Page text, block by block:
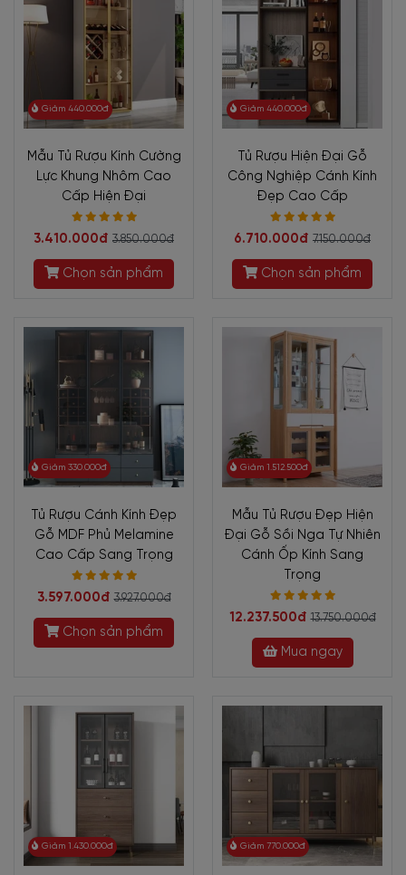
Giảm 440.000đ
Mẫu Tủ Rượu Kính Cường
Lực Khung Nhôm Cao
Cấp Hiện Đại
3.410.000đ 3.850.000đ
Chọn sản phẩm
Giảm 440.000đ
Tủ Rượu Hiện Đại Gỗ
Công Nghiệp Cánh Kính
Đẹp Cao Cấp
6.710.000đ 7.150.000đ
Chọn sản phẩm
Giảm 330.000đ
Tủ Rượu Cánh Kính Đẹp
Gỗ MDF Phủ Melamine
Cao Cấp Sang Trọng
3.597.000đ 3.927.000đ
Chọn sản phẩm
Giảm 1.512.500đ
Mẫu Tủ Rượu Đẹp Hiện
Đại Gỗ Sồi Nga Tự Nhiên
Cánh Ốp Kính Sang
Trọng
12.237.500đ 13.750.000đ
Mua ngay
Giảm 1.430.000đ Giảm 770.000đ